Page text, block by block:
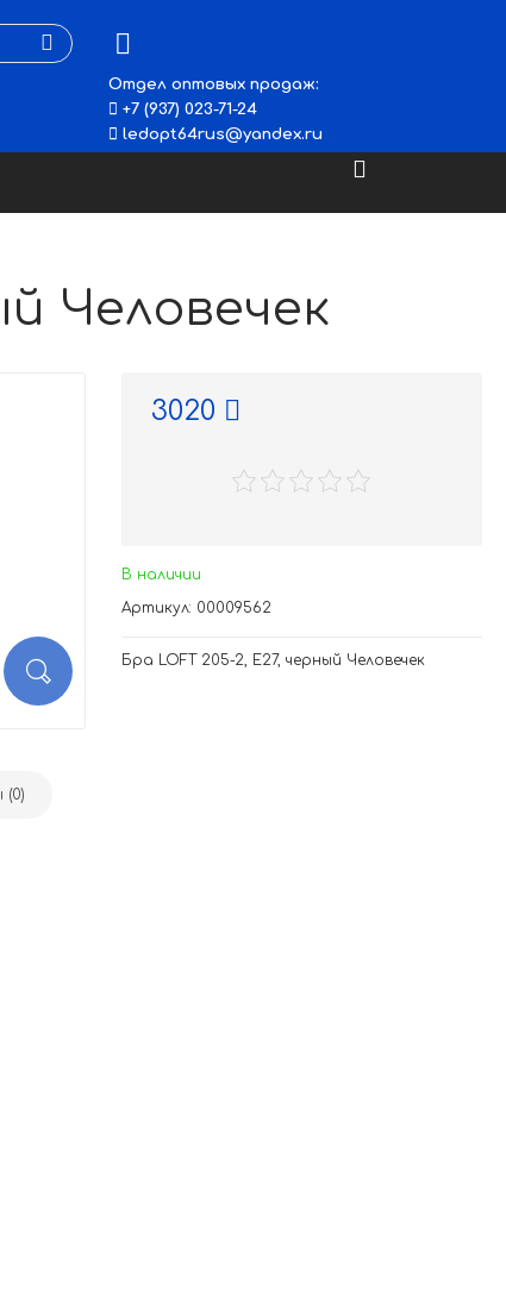
Отдел оптовых продаж:
+7 (937) 023-71-24
ledopt64rus@yandex.ru
Человечек
3020
В наличии
Артикул: 00009562
Бра LOFT 205-2, Е27, черный Человечек
(0)